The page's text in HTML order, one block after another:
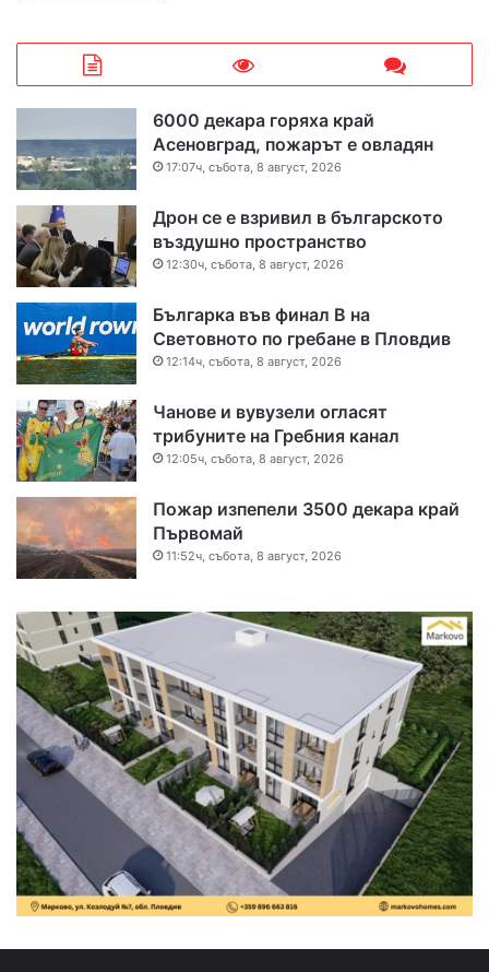
6000 декара горяха край
Асеновград, пожарът е овладян
17:07ч, събота, 8 август, 2026
Дрон се е взривил в българското
въздушно пространство
12:30ч, събота, 8 август, 2026
Българка във финал B на
Световното по гребане в Пловдив
12:14ч, събота, 8 август, 2026
Чанове и вувузели огласят
трибуните на Гребния канал
12:05ч, събота, 8 август, 2026
Пожар изпепели 3500 декара край
Първомай
11:52ч, събота, 8 август, 2026